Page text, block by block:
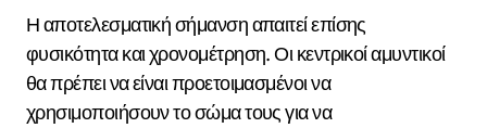
Η αποτελεσματική σήμανση απαιτεί επίσης
φυσικότητα και χρονομέτρηση. Οι κεντρικοί αμυντικοί
θα πρέπει να είναι προετοιμασμένοι να
χρησιμοποιήσουν το σώμα τους για να